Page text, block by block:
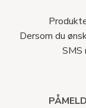
Dersom du
SMS